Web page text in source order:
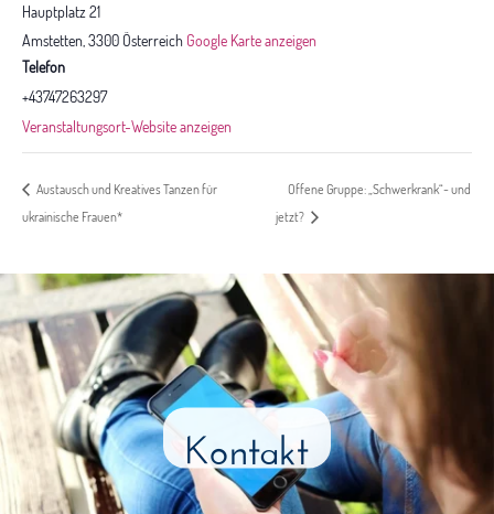
Hauptplatz 21
Amstetten 3300 Österreich Google Karte anzeigen
Telefon
+43747263297
Veranstaltungsort-Website anzeigen
Austausch und Kreatives Tanzen für
ukrainische Frauen*
Offene Gruppe: „Schwerkrank“- und
jetzt?
Kontakt